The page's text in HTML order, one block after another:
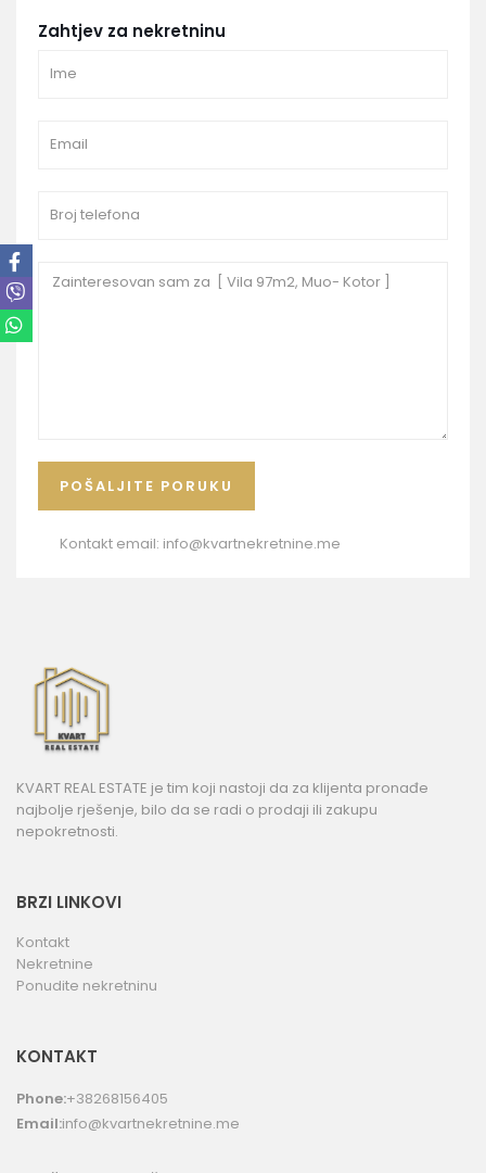
Zahtjev za nekretninu
Kontakt email: info@kvartnekretnine.me
KVART REAL ESTATE je tim koji nastoji da za klijenta pronađe
najbolje rješenje, bilo da se radi o prodaji ili zakupu
nepokretnosti.
BRZI LINKOVI
Kontakt
Nekretnine
Ponudite nekretninu
KONTAKT
Phone:+38268156405
Email:info@kvartnekretnine.me